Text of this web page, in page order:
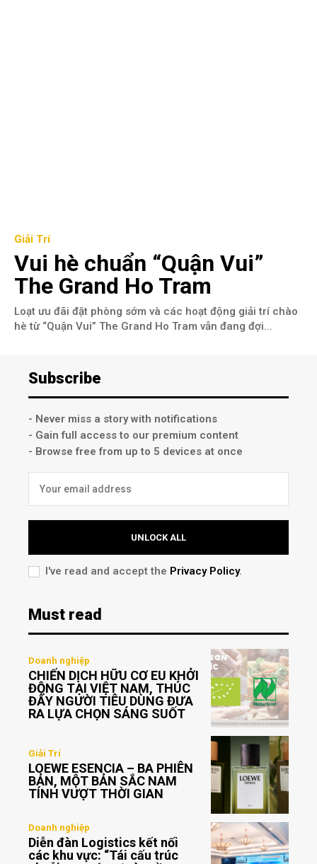
Giải Trí
Vui hè chuẩn “Quận Vui”
The Grand Ho Tram
Loạt ưu đãi đặt phòng sớm và các hoạt động giải trí chào
hè từ “Quận Vui” The Grand Ho Tram vẫn đang đợi...
Subscribe
- Never miss a story with notifications
- Gain full access to our premium content
- Browse free from up to 5 devices at once
UNLOCK ALL
I've read and accept the Privacy Policy.
Must read
Doanh nghiệp
CHIẾN DỊCH HỮU CƠ EU KHỞI
ĐỘNG TẠI VIỆT NAM, THÚC
ĐẨY NGƯỜI TIÊU DÙNG ĐƯA
RA LỰA CHỌN SÁNG SUỐT
Giải Trí
LOEWE ESENCIA – BA PHIÊN
BẢN, MỘT BẢN SẮC NAM
TÍNH VƯỢT THỜI GIAN
Doanh nghiệp
Diễn đàn Logistics kết nối
các khu vực: “Tái cấu trúc